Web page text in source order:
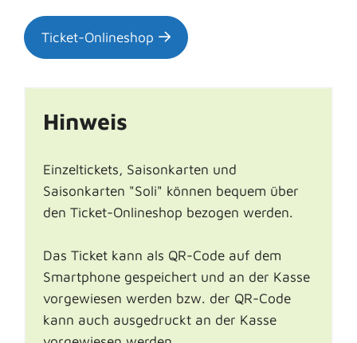
Ticket-Onlineshop
Hinweis
Einzeltickets, Saisonkarten und
Saisonkarten "Soli" können bequem über
den Ticket-Onlineshop bezogen werden.
Das Ticket kann als QR-Code auf dem
Smartphone gespeichert und an der Kasse
vorgewiesen werden bzw. der QR-Code
kann auch ausgedruckt an der Kasse